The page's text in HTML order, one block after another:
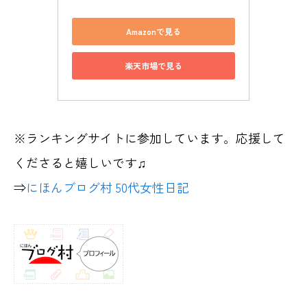
Amazonで見る
楽天市場で見る
※ランキングサイトに参加しています。応援して
くださると嬉しいです♫
⇒にほんブログ村 50代女性日記